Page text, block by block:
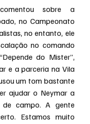
sobre a
no Campeonato
no entanto, ele
no comando
do Mister”,
e a parceria na Vila
um tom bastante
ajudar o Neymar a
campo. A gente
Estamos muito